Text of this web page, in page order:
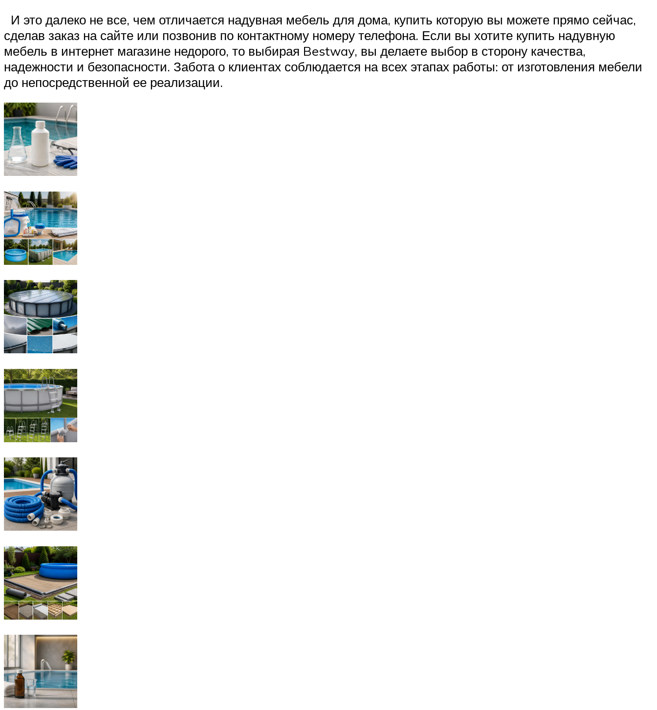
И это далеко не все, чем отличается надувная мебель для дома, купить которую вы можете прямо сейчас,
сделав заказ на сайте или позвонив по контактному номеру телефона. Если вы хотите купить надувную
мебель в интернет магазине недорого, то выбирая Bestway, вы делаете выбор в сторону качества,
надежности и безопасности. Забота о клиентах соблюдается на всех этапах работы: от изготовления мебели
до непосредственной ее реализации.